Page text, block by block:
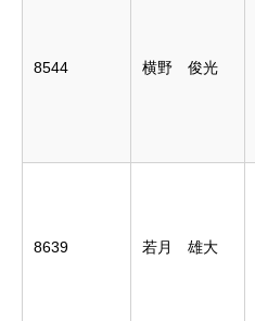
8544 横野 俊光
8639 若月 雄大